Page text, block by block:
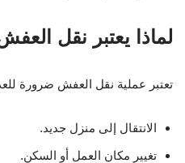
لماذا يعتبر نقل
تعتبر عملية نقل العفش ضرورة
الانتقال إلى منزل جديد.
تغيير مكان العمل أو السكن.